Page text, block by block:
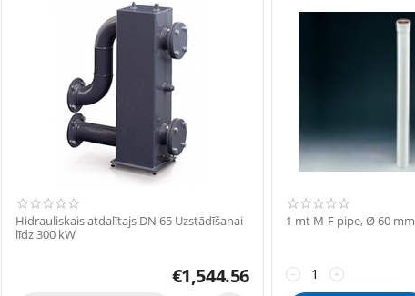
Hidrauliskais atdalītajs DN 65 Uzstādīšanai
līdz 300 kW
€1,544.56
1 mt M-F pipe, Ø 60 mm
+
−